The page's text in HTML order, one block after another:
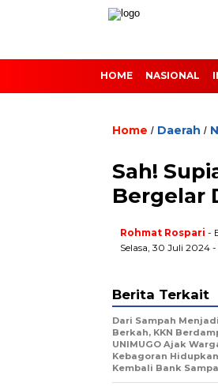
HOME NASIONAL
Home / Daerah /
Sah!
Bergelar
Rohmat Rospari -
Selasa, 30 Juli 2024 -
Berita Terkait
Dari Sampah Menjadi
Berkah, KKN
UNIMUGO Ajak
Kebagoran Hidupkan
Kembali Bank